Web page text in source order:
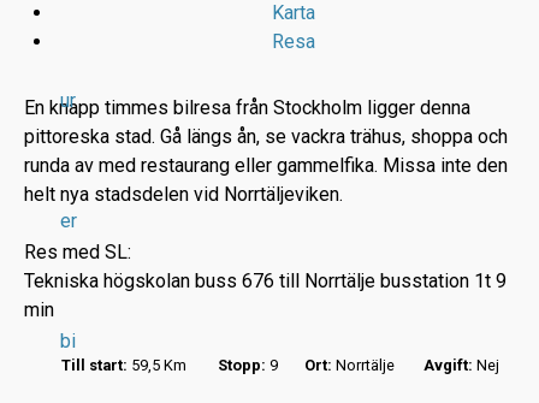
ur
er
bi
Karta
Resa
En knapp timmes bilresa från Stockholm ligger denna
pittoreska stad. Gå längs ån, se vackra trähus, shoppa och
runda av med restaurang eller gammelfika. Missa inte den
helt nya stadsdelen vid Norrtäljeviken.
Res med SL:
Tekniska högskolan buss 676 till Norrtälje busstation 1t 9
min
Till start: 59,5 Km Stopp: 9 Ort: Norrtälje Avgift: Nej